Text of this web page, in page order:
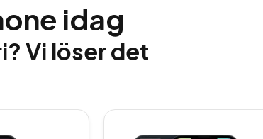
idag
Vi löser det